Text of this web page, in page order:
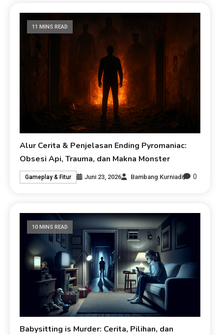
11 MINS READ
Alur Cerita & Penjelasan Ending Pyromaniac:
Obsesi Api, Trauma, dan Makna Monster
Gameplay & Fitur Juni 23, 2026 Bambang Kurniadi 0
10 MINS READ
Babysitting is Murder: Cerita, Pilihan, dan